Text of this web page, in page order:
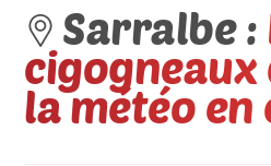
Sarralbe :
cigogneaux
la météo en